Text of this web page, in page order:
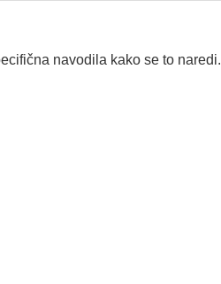
navodila kako se to naredi.